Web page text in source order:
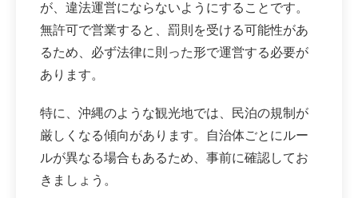
が、違法運営にならないようにすることです。
無許可で営業すると、罰則を受ける可能性があ
るため、必ず法律に則った形で運営する必要が
あります。
特に、沖縄のような観光地では、民泊の規制が
厳しくなる傾向があります。自治体ごとにルー
ルが異なる場合もあるため、事前に確認してお
きましょう。